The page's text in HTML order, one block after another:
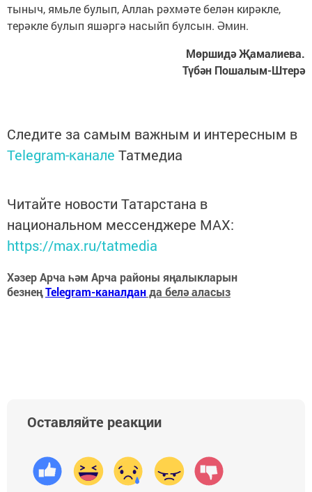
тыныч, ямьле булып, Аллаһ рәхмәте белән кирәкле,
терәкле булып яшәргә насыйп булсын. Әмин.
Мөршидә Җамалиева.
Түбән Пошалым-Штерә
Следите за самым важным и интересным в
Telegram-канале Татмедиа
Читайте новости Татарстана в
национальном мессенджере MАХ:
https://max.ru/tatmedia
Хәзер Арча һәм Арча районы яңалыкларын
безнеңTelegram-каналданда белә аласыз
Оставляйте реакции